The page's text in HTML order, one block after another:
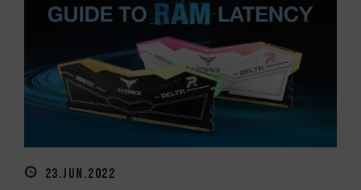
23.JUN.2022